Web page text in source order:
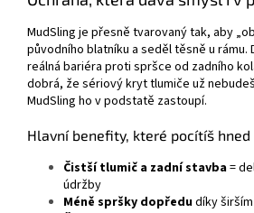
MudSling je přesně tvarovaný tak, aby
původního blatníku a seděl těsně u rámu.
reálná bariéra proti spršce od zadního
dobrá, že sériový kryt tlumiče už
MudSling ho v podstatě zastoupí.
Hlavní benefity, které pocítíš hned
Čistší tlumič a zadní stavba=
údržby
Méně spršky dopředudíky